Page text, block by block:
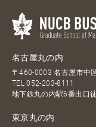
名古屋丸の内
〒460-0003 名古屋市中
TEL052-203-8111
地下鉄丸の内駅6番出口
東京丸の内